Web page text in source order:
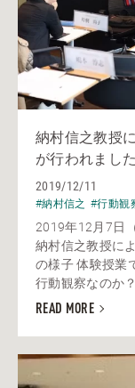
納村信之教授
が行われました
2019/12/11
#納村信之 #行動観
2019年12月7日
納村信之教授に
の様子 体験授業
行動観察なのか
READ MORE